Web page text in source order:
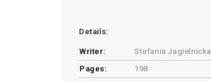
Details:
Writer:
Stefania
Pages:
198